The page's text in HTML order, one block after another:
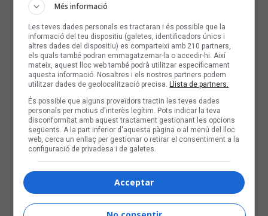
Més informació
Les teves dades personals es tractaran i és possible que la
informació del teu dispositiu (galetes, identificadors únics i
altres dades del dispositiu) es comparteixi amb 210 partners,
els quals també podran emmagatzemar-la o accedir-hi. Així
mateix, aquest lloc web també podrà utilitzar específicament
aquesta informació. Nosaltres i els nostres partners podem
utilitzar dades de geolocalització precisa.Llista de partners.
És possible que alguns proveïdors tractin les teves dades
personals per motius d'interès legítim. Pots indicar la teva
disconformitat amb aquest tractament gestionant les opcions
següents. A la part inferior d'aquesta pàgina o al menú del lloc
web, cerca un enllaç per gestionar o retirar el consentiment a la
configuració de privadesa i de galetes.
Acceptar